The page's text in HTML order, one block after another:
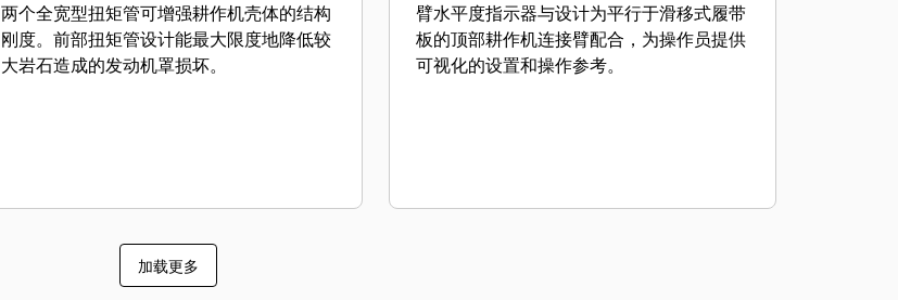
两个全宽型扭矩管可增强耕作机壳体的结构
刚度。前部扭矩管设计能最大限度地降低较
大岩石造成的发动机罩损坏。
臂水平度指示器与设计为平行于滑移式履带
板的顶部耕作机连接臂配合，为操作员提供
可视化的设置和操作参考。
加载更多